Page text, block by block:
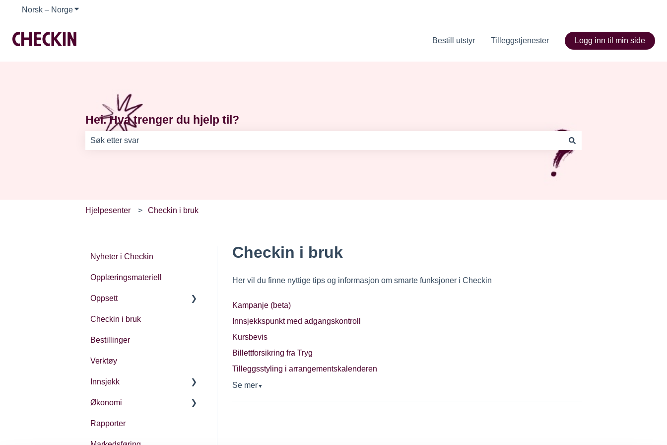
Norsk – NorgeVis undermeny for oversettelser
Bestill utstyr Tilleggstjenester Logg inn til min side
Hei. Hva trenger du hjelp til?
Hjelpesenter Checkin i bruk
Checkin i bruk
Her vil du finne nyttige tips og informasjon om smarte funksjoner i Checkin
Kampanje (beta)
Innsjekkspunkt med adgangskontroll
Kursbevis
Billettforsikring fra Tryg
Tilleggsstyling i arrangementskalenderen
Se mer▼
Nyheter i Checkin
Opplæringsmateriell
Oppsett
Kontoinnstillinger
Oppsett av arrangement
Checkin i bruk
Bestillinger
Verktøy
Innsjekk
Generelt
Ulike typer innsjekk
Økonomi
Økonomi i Checkin
Rapporter